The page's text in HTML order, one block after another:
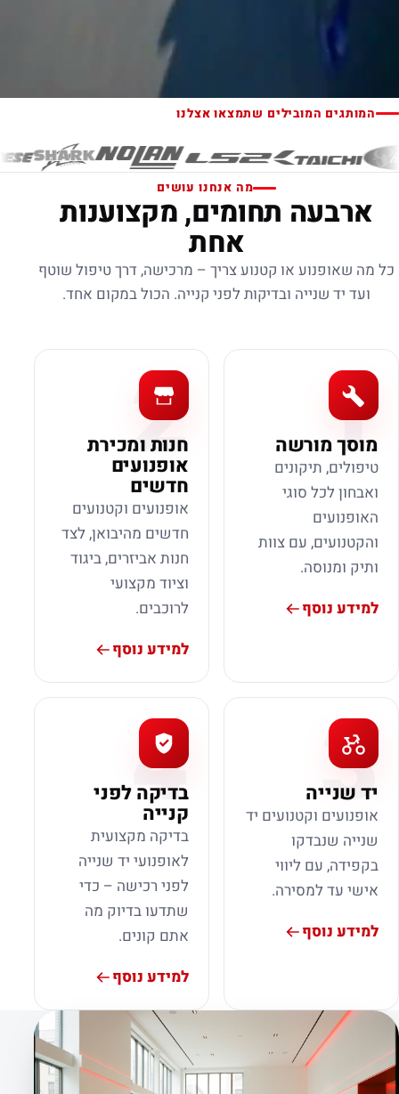
המותגים המובילים שתמצאו אצלנו
מה אנחנו עושים
ארבעה תחומים, מקצוענות
אחת
כל מה שאופנוע או קטנוע צריך – מרכישה, דרך טיפול שוטף
ועד יד שנייה ובדיקות לפני קנייה. הכול במקום אחד.
1
מוסך מורשה
טיפולים, תיקונים
ואבחון לכל סוגי
האופנועים
והקטנועים, עם צוות
ותיק ומנוסה.
למידע נוסף
2
חנות ומכירת
אופנועים
חדשים
אופנועים וקטנועים
חדשים מהיבואן, לצד
חנות אביזרים, ביגוד
וציוד מקצועי
לרוכבים.
למידע נוסף
3
יד שנייה
אופנועים וקטנועים יד
שנייה שנבדקו
בקפידה, עם ליווי
אישי עד למסירה.
למידע נוסף
4
בדיקה לפני
קנייה
בדיקה מקצועית
לאופנועי יד שנייה
לפני רכישה – כדי
שתדעו בדיוק מה
אתם קונים.
למידע נוסף